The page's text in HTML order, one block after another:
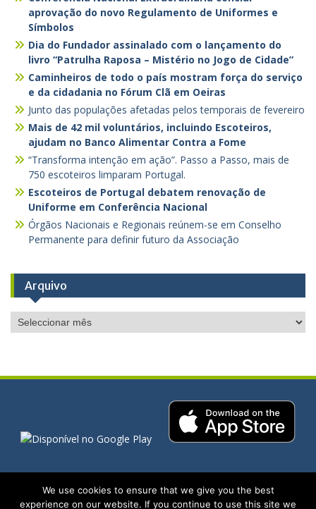
aprovação do novo Regulamento de Uniformes e
Símbolos
Dia do Fundador assinalado com o lançamento do
livro “Patrulha Raposa – Mistério no Jogo de Cidade”
Caminheiros de todo o país mostram força do serviço
e da cidadania no Fórum Clã em Oeiras
Junto das populações afetadas pelos temporais de fevereiro
Mais de 42 mil voluntários, incluindo Escoteiros,
ajudam no Banco Alimentar Contra a Fome
“Transforma intenção em ação”. Passo a Passo, mais de
750 escoteiros limparam Portugal.
Escoteiros de Portugal debatem renovação de
Uniforme em Conferência Nacional
Órgãos Nacionais e Regionais reúnem-se em Conselho
Permanente para definir futuro da Associação
Arquivo
Arquivo
Copyright. All rights reserved.
We use cookies to ensure that we give you the best
experience on our website. If you continue to use this site we